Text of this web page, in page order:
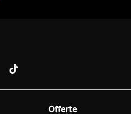
Offerte